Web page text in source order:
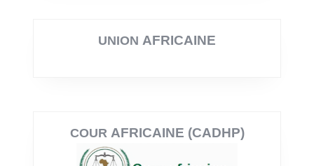
UNION AFRICAINE
COUR AFRICAINE (CADHP)